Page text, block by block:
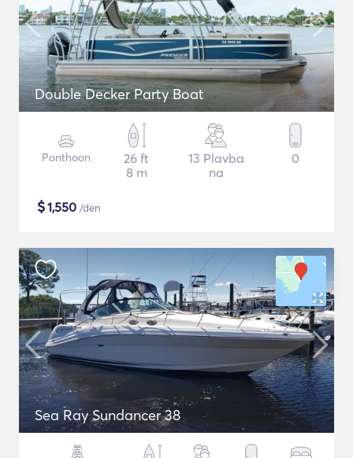
Double Decker Party Boat
Ponthoon
26 ft
8 m
13 Plavba
na
0
$1,550 /den
Sea Ray Sundancer 38